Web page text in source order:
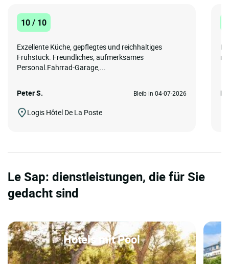
10 / 10
Exzellente Küche, gepflegtes und reichhaltiges
Frühstück. Freundliches, aufmerksames
Personal.Fahrrad-Garage,...
Peter S. Bleib in 04-07-2026
Logis Hôtel De La Poste
Le Sap: dienstleistungen, die für Sie
gedacht sind
Hotels mit Pool